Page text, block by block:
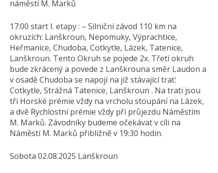
náměstí M. Marků
17:00 start I. etapy : – Silniční závod 110 km na
okruzích: Lanškroun, Nepomuky, Výprachtice,
Heřmanice, Chudoba, Cotkytle, Lázek, Tatenice,
Lanškroun. Tento Okruh se pojede 2x. Třetí okruh
bude zkrácený a povede z Lanškrouna směr Laudon a
v osadě Chudoba se napojí na již stávající trať:
Cotkytle, Strážná Tatenice, Lanškroun . Na trati jsou
tři Horské prémie vždy na vrcholu stoupání na Lázek,
a dvě Rychlostní prémie vždy při průjezdu Náměstím
M. Marků. Závodníky budeme očekávat v cíli na
Náměstí M. Marků přibližně v 19:30 hodin.
Sobota 02.08.2025 Lanškroun